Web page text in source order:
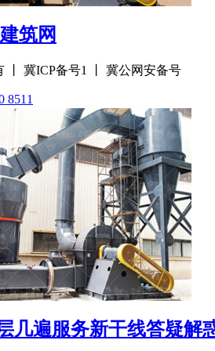
筑网
丨 冀ICP备号1 丨 冀公网安备号
8511
几遍服务新干线答疑解